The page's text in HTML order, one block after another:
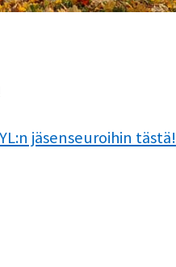
jäsenseuroihin tästä!